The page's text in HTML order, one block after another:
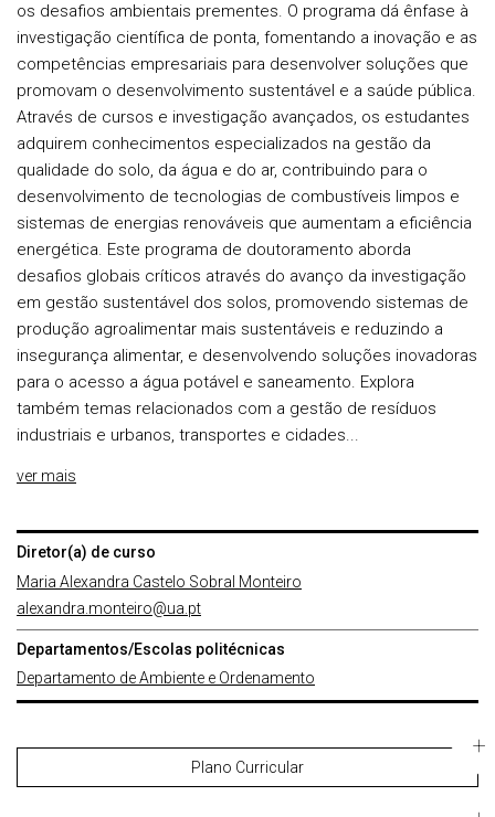
os desafios ambientais prementes. O programa dá ênfase à
investigação científica de ponta, fomentando a inovação e as
competências empresariais para desenvolver soluções que
promovam o desenvolvimento sustentável e a saúde pública.
Através de cursos e investigação avançados, os estudantes
adquirem conhecimentos especializados na gestão da
qualidade do solo, da água e do ar, contribuindo para o
desenvolvimento de tecnologias de combustíveis limpos e
sistemas de energias renováveis que aumentam a eficiência
energética. Este programa de doutoramento aborda
desafios globais críticos através do avanço da investigação
em gestão sustentável dos solos, promovendo sistemas de
produção agroalimentar mais sustentáveis e reduzindo a
insegurança alimentar, e desenvolvendo soluções inovadoras
para o acesso a água potável e saneamento. Explora
também temas relacionados com a gestão de resíduos
industriais e urbanos, transportes e cidades...
ver mais
Diretor(a) de curso
Maria Alexandra Castelo Sobral Monteiro
alexandra.monteiro@ua.pt
Departamentos/Escolas politécnicas
Departamento de Ambiente e Ordenamento
Plano Curricular